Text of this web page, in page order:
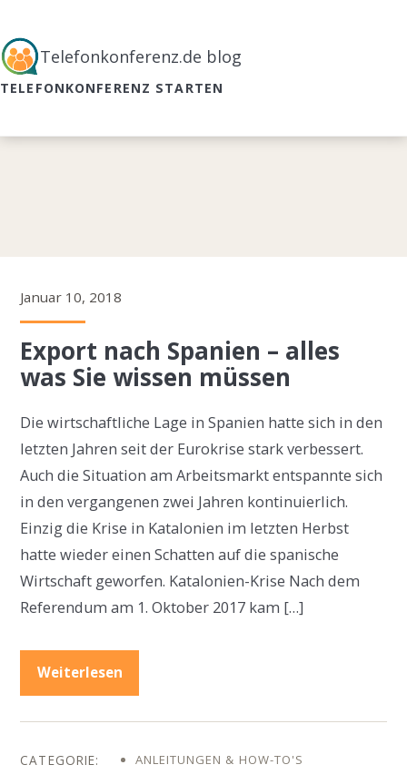
Telefonkonferenz.de blog
TELEFONKONFERENZ STARTEN
Januar 10, 2018
Export nach Spanien – alles
was Sie wissen müssen
Die wirtschaftliche Lage in Spanien hatte sich in den
letzten Jahren seit der Eurokrise stark verbessert.
Auch die Situation am Arbeitsmarkt entspannte sich
in den vergangenen zwei Jahren kontinuierlich.
Einzig die Krise in Katalonien im letzten Herbst
hatte wieder einen Schatten auf die spanische
Wirtschaft geworfen. Katalonien-Krise Nach dem
Referendum am 1. Oktober 2017 kam […]
Weiterlesen
ANLEITUNGEN & HOW-TO'S